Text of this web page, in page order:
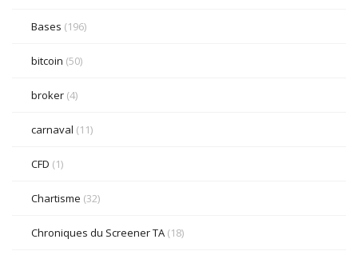
Bases (196)
bitcoin (50)
broker (4)
carnaval (11)
CFD (1)
Chartisme (32)
Chroniques du Screener TA (18)